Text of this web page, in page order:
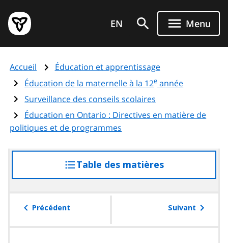
au
contenu
principal
Page
d'accueil
de
l'Ontario
EN Menu
Accueil
Éducation et apprentissage
Éducation de la maternelle à la 12eannée
Surveillance des conseils scolaires
Éducation en Ontario : Directives en matière de
politiques et de programmes
Table des matières
à
table
Précédent Suivant